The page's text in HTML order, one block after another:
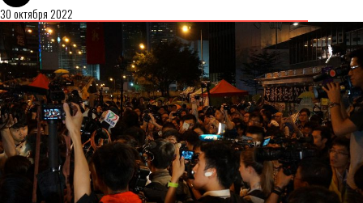
30 октября 2022